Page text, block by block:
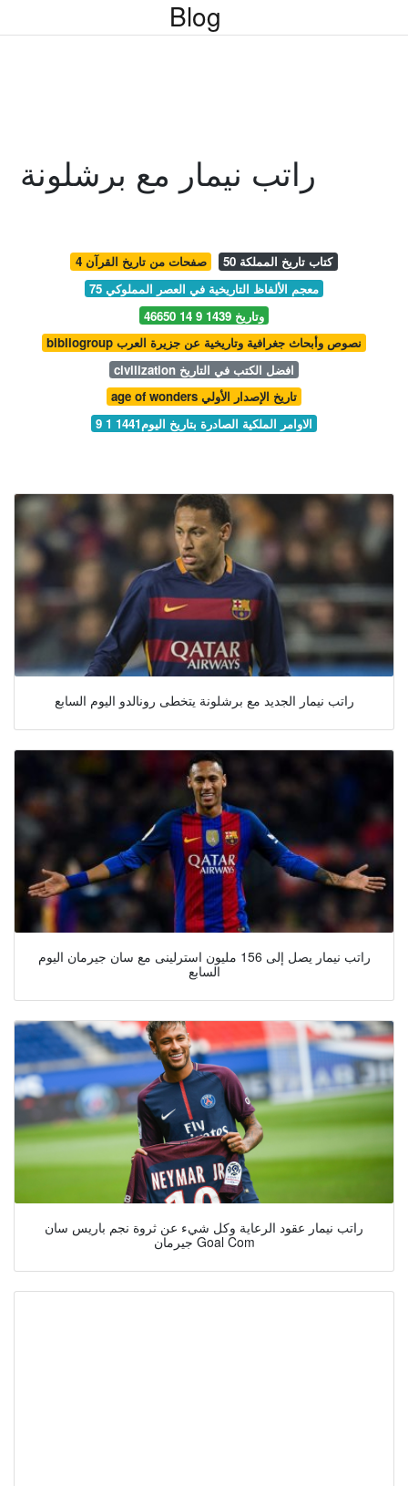
Blog
راتب نيمار مع برشلونة
4 صفحات من تاريخ القرآن
50 كتاب تاريخ المملكة
75 معجم الألفاظ التاريخية في العصر المملوكي
46650 وتاريخ 1439 9 14
bibliogroup نصوص وأبحاث جغرافية وتاريخية عن جزيرة العرب
civilization افضل الكتب في التاريخ
age of wonders تاريخ الإصدار الأولي
9 1 1441الاوامر الملكية الصادرة بتاريخ اليوم
راتب نيمار الجديد مع برشلونة يتخطى رونالدو اليوم السابع
راتب نيمار يصل إلى 156 مليون استرلينى مع سان جيرمان اليوم
السابع
راتب نيمار عقود الرعاية وكل شيء عن ثروة نجم باريس سان
جيرمان Goal Com